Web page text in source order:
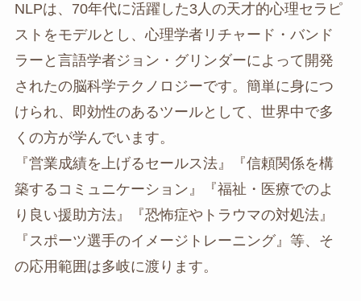
NLPは、70年代に活躍した3人の天才的心理セラピ
ストをモデルとし、心理学者リチャード・バンド
ラーと言語学者ジョン・グリンダーによって開発
されたの脳科学テクノロジーです。簡単に身につ
けられ、即効性のあるツールとして、世界中で多
くの方が学んでいます。
『営業成績を上げるセールス法』『信頼関係を構
築するコミュニケーション』『福祉・医療でのよ
り良い援助方法』『恐怖症やトラウマの対処法』
『スポーツ選手のイメージトレーニング』等、そ
の応用範囲は多岐に渡ります。